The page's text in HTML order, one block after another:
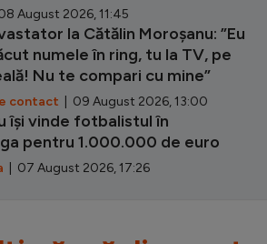
August 2026, 11:45
la Cătălin Moroșanu: ”Eu
numele în ring, tu la TV, pe
Nu te compari cu mine”
contact | 09 August 2026, 13:00
își vinde fotbalistul în
pentru 1.000.000 de euro
| 07 August 2026, 17:26